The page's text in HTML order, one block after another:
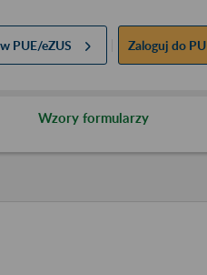
PUE/eZUS Zaloguj do
Wzory formularzy